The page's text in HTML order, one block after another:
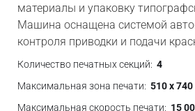
материалы и упаковку
Машина оснащена системой
контроля приводки и подачи
Количество печатных секций: 4
Максимальная зона печати: 510 х
Максимальная скорость печати: 15